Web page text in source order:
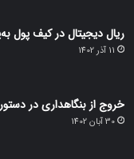
ریال دیجیتال در کیف پول
11 آذر 1402
خروج از بنگاهداری در
30 آبان 1402